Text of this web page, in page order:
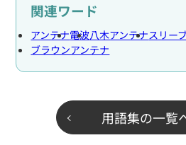
関連ワード
アンテナ電波八木アンテナスリー
ブラウンアンテナ
用語集の一覧